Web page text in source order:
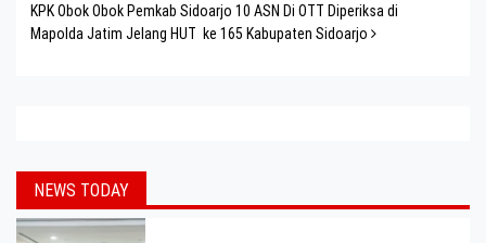
KPK Obok Obok Pemkab Sidoarjo 10 ASN Di OTT Diperiksa di
Mapolda Jatim Jelang HUT ke 165 Kabupaten Sidoarjo
NEWS TODAY